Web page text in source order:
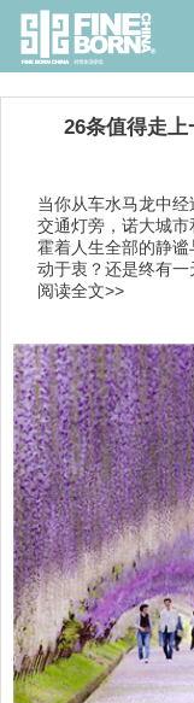
26条值得走
当你从车水马龙中
交通灯旁，诺大城
霍着人生全部的静
动于衷？还是终有一
阅读全文>>